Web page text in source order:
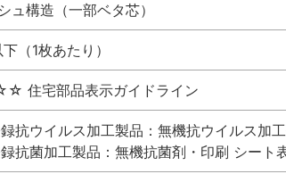
ュ構造（一部ベタ芯）
（1枚あたり）
住宅部品表示ガイドライン
抗ウイルス加工製品：無機抗ウイルス
抗菌加工製品：無機抗菌剤・印刷 シー